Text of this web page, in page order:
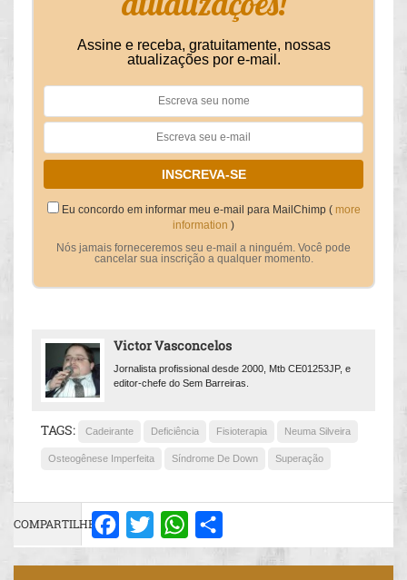
Assine e receba, gratuitamente, nossas
atualizações por e-mail.
Eu concordo em informar meu e-mail para MailChimp ( more
information )
Nós jamais forneceremos seu e-mail a ninguém. Você pode
cancelar sua inscrição a qualquer momento.
Victor Vasconcelos
Jornalista profissional desde 2000, Mtb CE01253JP, e
editor-chefe do Sem Barreiras.
TAGS: Cadeirante Deficiência Fisioterapia Neuma Silveira
Osteogênese Imperfeita Síndrome De Down Superação
COMPARTILHE: Facebook
Twitter WhatsApp